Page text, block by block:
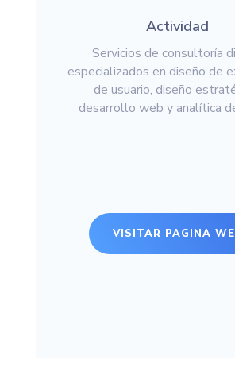
Actividad
Servicios de consultoría
especializados en diseño de
de usuario, diseño
desarrollo web y analítica
VISITAR PAGINA